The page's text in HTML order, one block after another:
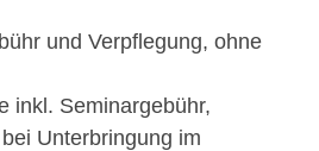
und Verpflegung, ohne
inkl. Seminargebühr,
Unterbringung im